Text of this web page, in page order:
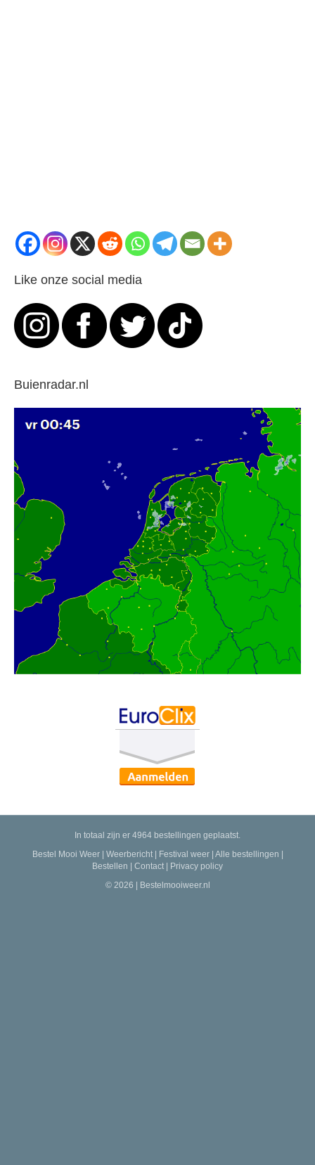
Like onze social media
Buienradar.nl
In totaal zijn er 4964 bestellingen geplaatst.
Bestel Mooi Weer| Weerbericht| Festival weer| Alle bestellingen
Bestellen
Contact
Privacy policy
© 2026 | Bestelmooiweer.nl